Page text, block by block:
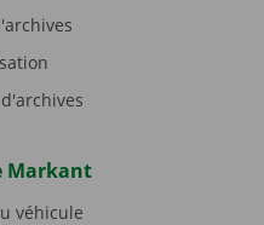
Markant
véhicule